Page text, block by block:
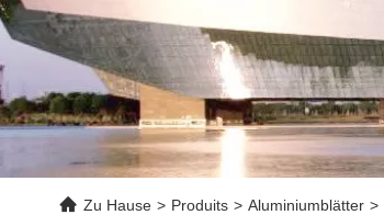
Zu Hause > Produits > Aluminiumblätter >